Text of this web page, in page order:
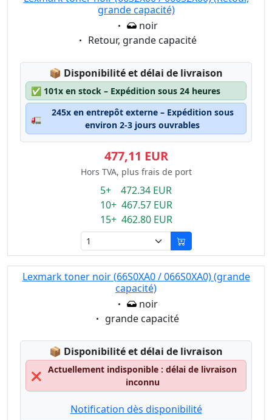
grande capacité)
Eigenschaft:
noir
Eigenschaft:
Retour, grande capacité
📦 Lagerstatus:
Disponibilité et délai de livraison
✅ 101x en stock – Expédition sous 24 heures
🚛
245x en entrepôt externe – Expédition sous
environ 2-3 jours ouvrables
477,11 EUR
Hors TVA, plus frais de port
5+ 472.34 EUR
10+ 467.57 EUR
15+ 462.80 EUR
Lexmark toner noir (66S0XA0 / 066S0XA0) (grande
capacité)
Eigenschaft:
noir
Eigenschaft:
grande capacité
📦 Lagerstatus:
Disponibilité et délai de livraison
❌
Actuellement indisponible : délai de livraison
inconnu
Notification dès disponibilité